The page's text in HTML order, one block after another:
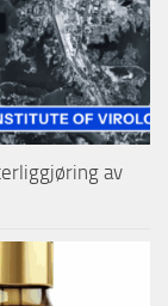
av